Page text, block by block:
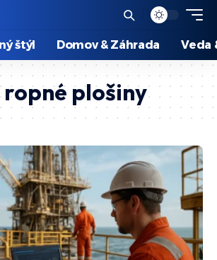
štýl Domov & Záhrada Veda
ropné plošiny